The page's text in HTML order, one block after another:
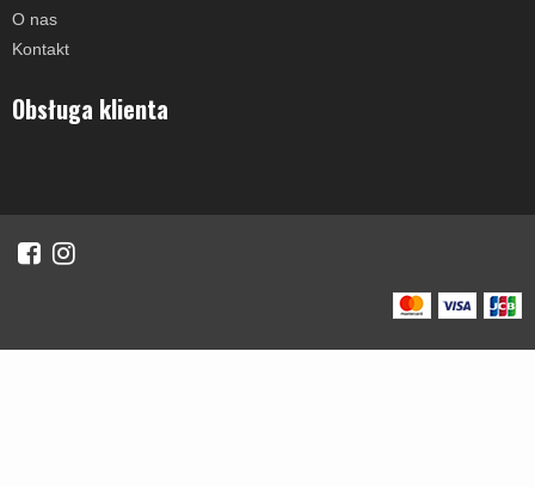
O nas
Kontakt
Obsługa klienta